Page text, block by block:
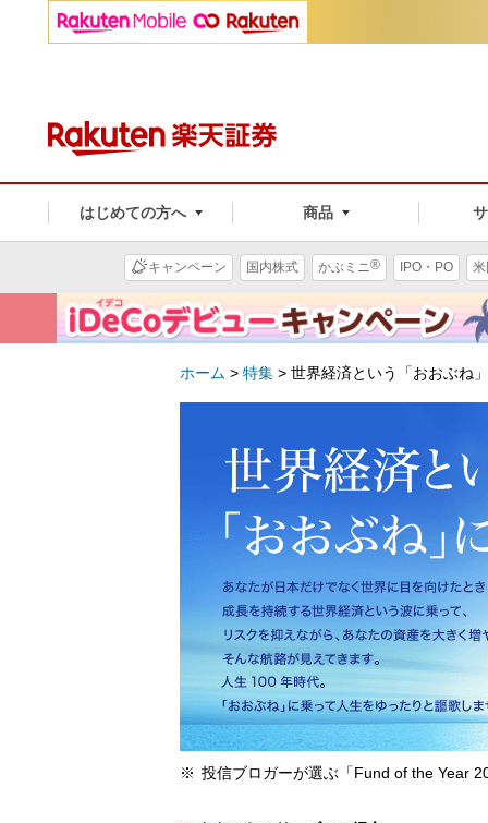
はじめての方へ 商品
キャンペーン 国内株式 かぶミニ® IPO・PO
ホーム > 特集 > 世界経済という「おおぶね
投信ブロガーが選ぶ「Fund of the Year